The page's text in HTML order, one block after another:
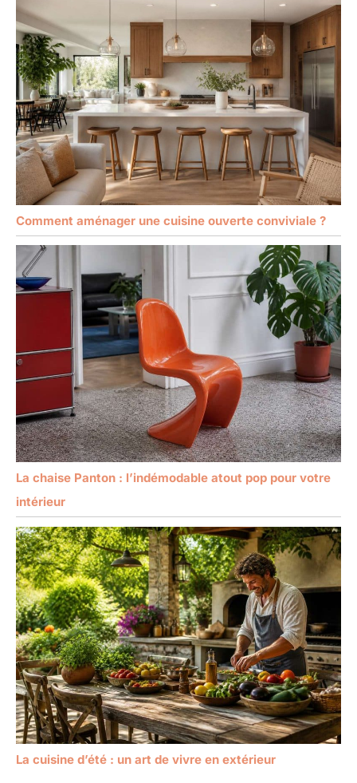
Comment aménager une cuisine ouverte conviviale ?
La chaise Panton : l’indémodable atout pop pour votre
intérieur
La cuisine d’été : un art de vivre en extérieur